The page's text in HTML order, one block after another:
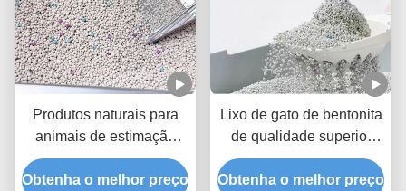
Produtos naturais para
animais de estimação
Lixo de gato de bentonita
para controle eficaz do
Obtenha o melhor preço
Lixo de gato de bentonita
de qualidade superior
com fórmula de
aglomeração dura e
Obtenha o melhor preço